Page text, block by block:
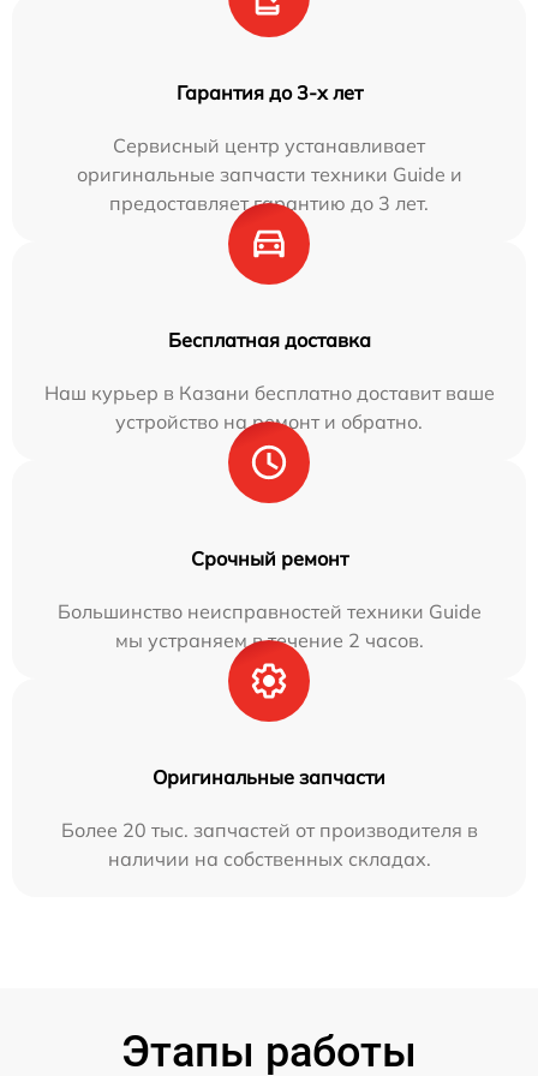
Гарантия до 3-х лет
Сервисный центр устанавливает
оригинальные запчасти техники Guide и
предоставляет гарантию до 3 лет.
Бесплатная доставка
Наш курьер в Казани бесплатно доставит ваше
устройство на ремонт и обратно.
Срочный ремонт
Большинство неисправностей техники Guide
мы устраняем в течение 2 часов.
Оригинальные запчасти
Более 20 тыс. запчастей от производителя в
наличии на собственных складах.
Этапы работы